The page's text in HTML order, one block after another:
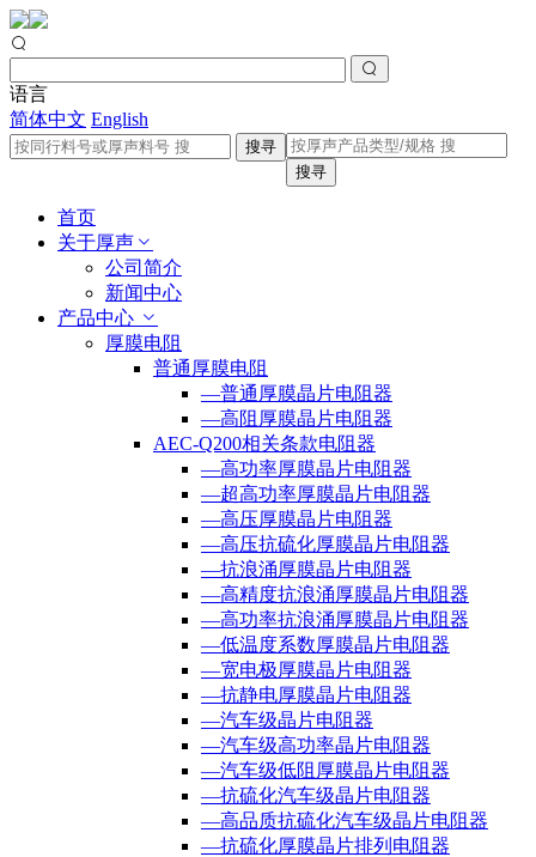
语言
简体中文 English
搜寻
搜寻
首页
关于厚声
公司简介
新闻中心
产品中心
厚膜电阻
普通厚膜电阻
—普通厚膜晶片电阻器
—高阻厚膜晶片电阻器
AEC-Q200相关条款电阻器
—高功率厚膜晶片电阻器
—超高功率厚膜晶片电阻器
—高压厚膜晶片电阻器
—高压抗硫化厚膜晶片电阻器
—抗浪涌厚膜晶片电阻器
—高精度抗浪涌厚膜晶片电阻器
—高功率抗浪涌厚膜晶片电阻器
—低温度系数厚膜晶片电阻器
—宽电极厚膜晶片电阻器
—抗静电厚膜晶片电阻器
—汽车级晶片电阻器
—汽车级高功率晶片电阻器
—汽车级低阻厚膜晶片电阻器
—抗硫化汽车级晶片电阻器
—高品质抗硫化汽车级晶片电阻器
—抗硫化厚膜晶片排列电阻器